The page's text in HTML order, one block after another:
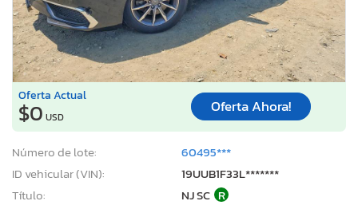
Oferta Actual
$0 USD
Oferta Ahora!
Número de lote:
60495***
ID vehicular (VIN):
19UUB1F33L*******
Título:
NJ SC R